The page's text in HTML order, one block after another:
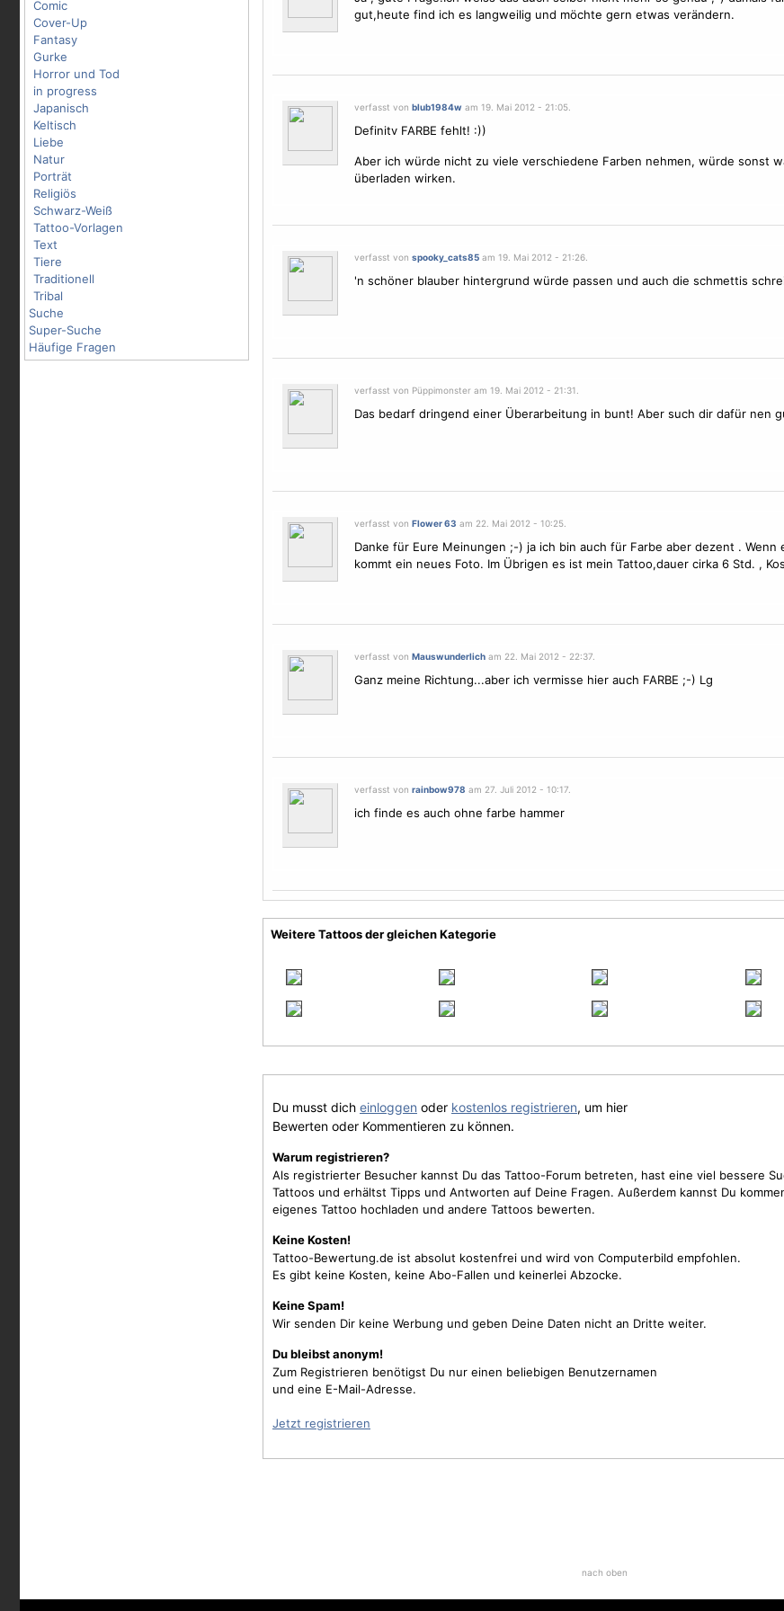
Comic
Cover-Up
Fantasy
Gurke
Horror und Tod
in progress
Japanisch
Keltisch
Liebe
Natur
Porträt
Religiös
Schwarz-Weiß
Tattoo-Vorlagen
Text
Tiere
Traditionell
Tribal
Suche
Super-Suche
Häufige Fragen
gut,heute find ich es langweilig und möchte gern etwas verändern.
verfasst von blub1984w am 19. Mai 2012 - 21:05.
Definitv FARBE fehlt! :))
Aber ich würde nicht zu viele verschiedene Farben nehmen, würde sonst
überladen wirken.
verfasst von spooky_cats85am 19. Mai 2012 - 21:26.
'n schöner blauber hintergrund würde passen und auch die schmettis
verfasst von Püppimonster am 19. Mai 2012 - 21:31.
Das bedarf dringend einer Überarbeitung in bunt! Aber such dir dafür nen
verfasst von Flower 63 am 22. Mai 2012 - 10:25.
Danke für Eure Meinungen ;-) ja ich bin auch für Farbe aber dezent . Wenn
kommt ein neues Foto. Im Übrigen es ist mein Tattoo,dauer cirka 6 Std. ,
verfasst von Mauswunderlicham 22. Mai 2012 - 22:37.
Ganz meine Richtung...aber ich vermisse hier auch FARBE ;-) Lg
verfasst von rainbow978 am 27. Juli 2012 - 10:17.
ich finde es auch ohne farbe hammer
Weitere Tattoos der gleichen Kategorie
Du musst dich einloggen oder kostenlos registrieren, um hier
Bewerten oder Kommentieren zu können.
Warum registrieren?
Als registrierter Besucher kannst Du das Tattoo-Forum betreten, hast eine viel bessere
Tattoos und erhältst Tipps und Antworten auf Deine Fragen. Außerdem kannst Du
eigenes Tattoo hochladen und andere Tattoos bewerten.
Keine Kosten!
Tattoo-Bewertung.de ist absolut kostenfrei und wird von Computerbild empfohlen.
Es gibt keine Kosten, keine Abo-Fallen und keinerlei Abzocke.
Keine Spam!
Wir senden Dir keine Werbung und geben Deine Daten nicht an Dritte weiter.
Du bleibst anonym!
Zum Registrieren benötigst Du nur einen beliebigen Benutzernamen
und eine E-Mail-Adresse.
Jetzt registrieren
nach oben